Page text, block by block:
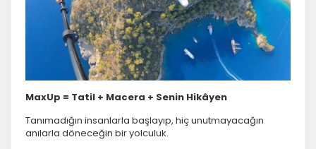
MaxUp = Tatil + Macera + Senin Hikâyen
Tanımadığın insanlarla başlayıp, hiç unutmayacağın
anılarla döneceğin bir yolculuk.